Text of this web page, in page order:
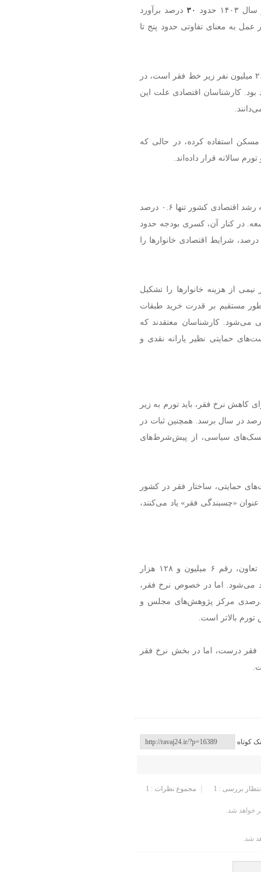
حدود
۳۰درصد برآورد
به معنای تفاوتی حدود پنج تا
درصدی معادل ۲۶.۷ میلیون نفر زیر خط فقر است، در
از ۳۲ میلیون نفر خواهد بود. کارشناسان اقتصادی علت این
استفاده کرده، در حالی که
سالانه قرار داده‌اند.
بررسی شاخص‌های کلان اقتصادی سال ۱۴۰۳ نشان می‌دهد که رشد اقتصادی کشور تنها ۰.۶ درصد
هدف ۸ درصدی برنامه توسعه. در کنار آن، کسری بودجه حدود
۵.۵ درصد تولید ناخالص داخلی و تورم عمومی میان ۳۴ تا ۴۵ درصد، شرایط اقتصادی خانوارها را
از هزینه خانوارها را تشکیل
مستقیم بر قدرت خرید طبقات
می‌شود. کارشناسان معتقدند که
حمایتی نظیر یارانه نقدی و
کاهش نرخ فقر، باید تورم به زیر
کاهش یابد و رشد اقتصادی به‌طور متوسط به ۲.۸ درصد در سال برسد. همچنین ثبات در
سیاسی، از پیش‌شرط‌های
حمایتی، ساختار فقر در کشور
عنوان «چسبندگی فقر» یاد می‌کنند،
بنابراین بر اساس داده‌های رسمی سخنگوی دولت و وزارت تعاون، رقم ۶ میلیون و ۱۲۸ هزار
هر نفر در ماه به عنوان خط فقر سال ۱۴۰۳ تأیید می‌شود. اما در خصوص نرخ فقر،
۳۶ درصدی روزنامه دنیای اقتصاد با آمار رسمی ۳۰ درصدی مرکز پژوهش‌های مجلس و
بالاتر است.
فقر درست، اما در بخش نرخ فقر
کوتاه
مجموع نظرات : 1 بررسی : 1
خواهد شد.
شد.